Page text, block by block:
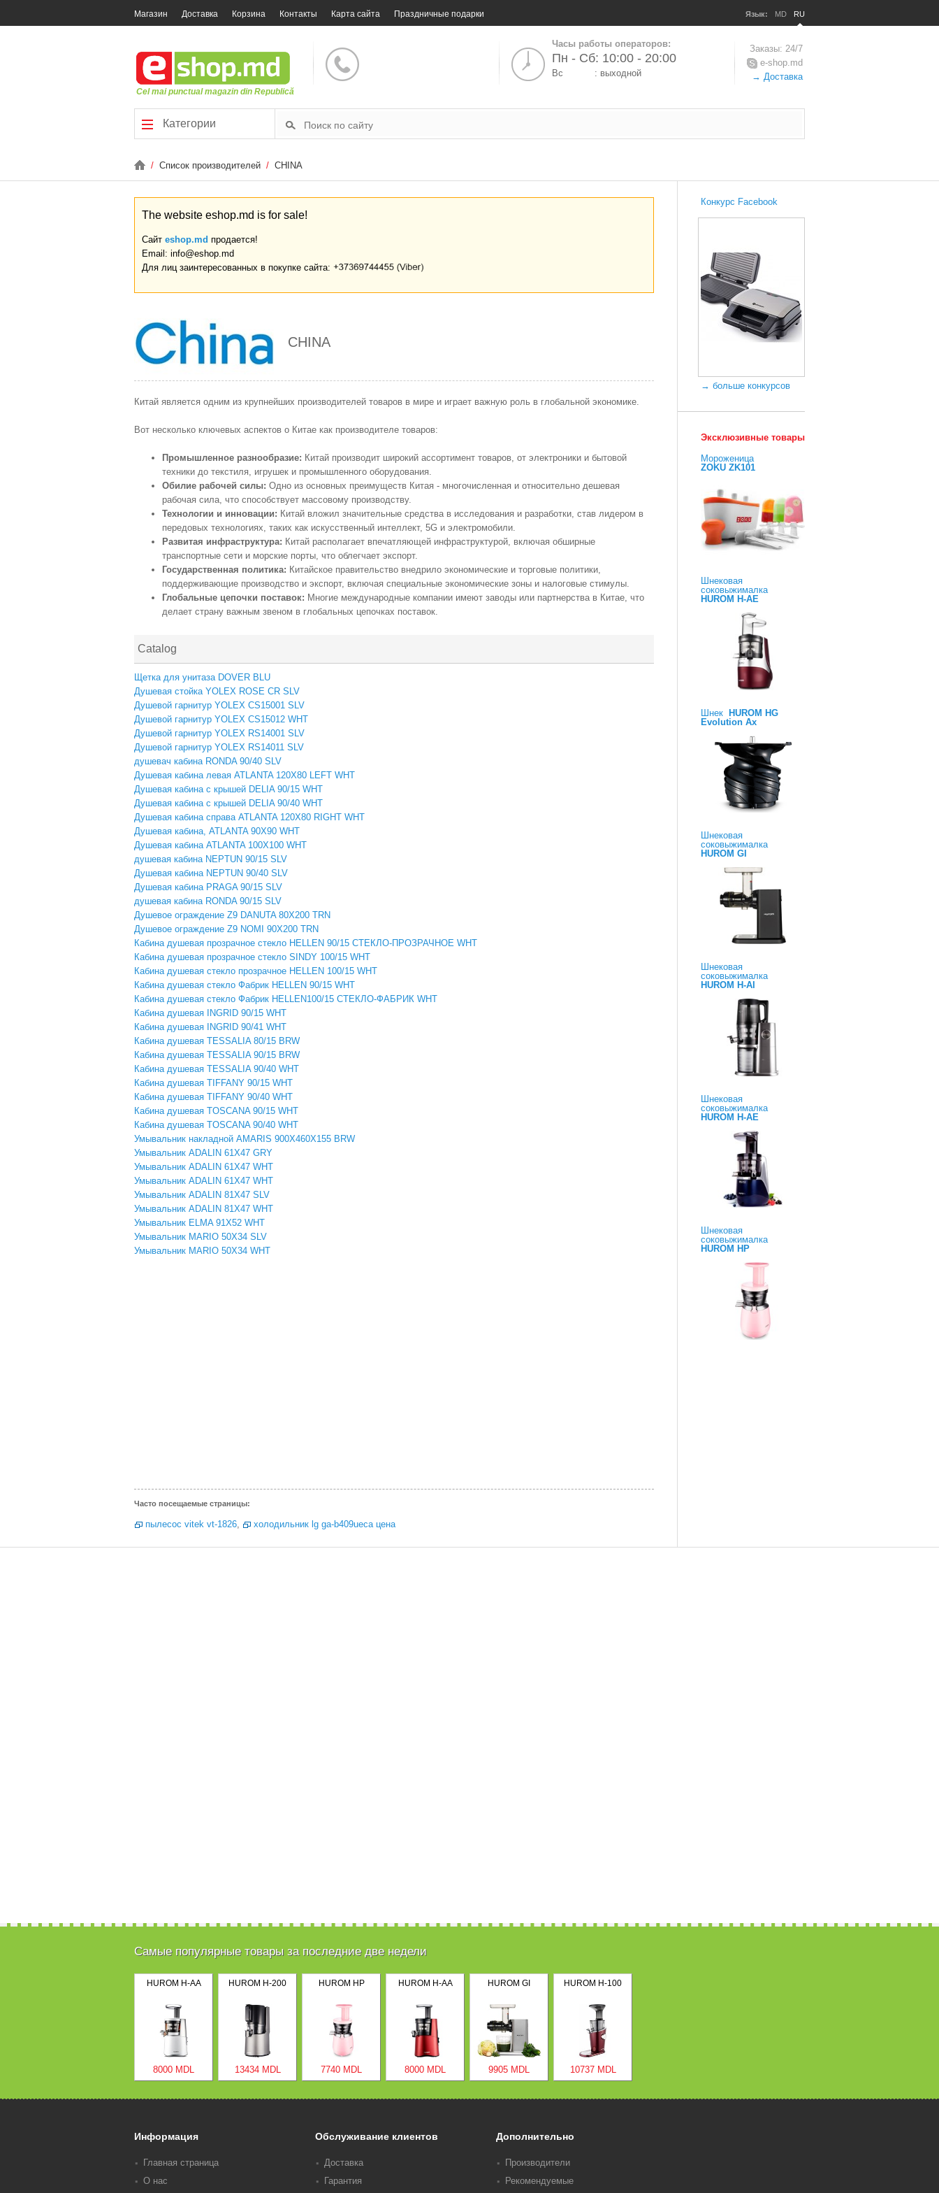
Магазин Доставка Корзина Контакты Карта сайта Праздничные подарки Язык: MD RU
Cel mai punctual magazin din Republică
Часы работы операторов:
Пн - Сб: 10:00 - 20:00
Вс : выходной
Заказы: 24/7
e-shop.md
→ Доставка
Категории
/ Список производителей / CHINA
The website eshop.md is for sale!
Сайт eshop.md продается!
Email: info@eshop.md
Для лиц заинтересованных в покупке сайта:
CHINA
Китай является одним из крупнейших производителей товаров в мире и играет важную роль в глобальной экономике.
Вот несколько ключевых аспектов о Китае как производителе товаров:
Промышленное разнообразие: Китай производит широкий ассортимент товаров, от электроники и бытовой
техники до текстиля, игрушек и промышленного оборудования.
Обилие рабочей силы: Одно из основных преимуществ Китая - многочисленная и относительно дешевая
рабочая сила, что способствует массовому производству.
Технологии и инновации: Китай вложил значительные средства в исследования и разработки, став лидером в
передовых технологиях, таких как искусственный интеллект, 5G и электромобили.
Развитая инфраструктура: Китай располагает впечатляющей инфраструктурой, включая обширные
транспортные сети и морские порты, что облегчает экспорт.
Государственная политика: Китайское правительство внедрило экономические и торговые политики,
поддерживающие производство и экспорт, включая специальные экономические зоны и налоговые стимулы.
Глобальные цепочки поставок: Многие международные компании имеют заводы или партнерства в Китае, что
делает страну важным звеном в глобальных цепочках поставок.
Catalog
Щетка для унитаза DOVER BLU
Душевая стойка YOLEX ROSE CR SLV
Душевой гарнитур YOLEX CS15001 SLV
Душевой гарнитур YOLEX CS15012 WHT
Душевой гарнитур YOLEX RS14001 SLV
Душевой гарнитур YOLEX RS14011 SLV
душевач кабина RONDA 90/40 SLV
Душевая кабина левая ATLANTA 120Х80 LEFT WHT
Душевая кабина с крышей DELIA 90/15 WHT
Душевая кабина с крышей DELIA 90/40 WHT
Душевая кабина справа ATLANTA 120Х80 RIGHT WHT
Душевая кабина, ATLANTA 90X90 WHT
Душевая кабина ATLANTA 100X100 WHT
душевая кабина NEPTUN 90/15 SLV
Душевая кабина NEPTUN 90/40 SLV
Душевая кабина PRAGA 90/15 SLV
душевая кабина RONDA 90/15 SLV
Душевое ограждение Z9 DANUTA 80X200 TRN
Душевое ограждение Z9 NOMI 90X200 TRN
Кабина душевая прозрачное стекло HELLEN 90/15 СТЕКЛО-ПРОЗРАЧНОЕ WHT
Кабина душевая прозрачное стекло SINDY 100/15 WHT
Кабина душевая стекло прозрачное HELLEN 100/15 WHT
Кабина душевая стекло Фабрик HELLEN 90/15 WHT
Кабина душевая стекло Фабрик HELLEN100/15 СТЕКЛО-ФАБРИК WHT
Кабина душевая INGRID 90/15 WHT
Кабина душевая INGRID 90/41 WHT
Кабина душевая TESSALIA 80/15 BRW
Кабина душевая TESSALIA 90/15 BRW
Кабина душевая TESSALIA 90/40 WHT
Кабина душевая TIFFANY 90/15 WHT
Кабина душевая TIFFANY 90/40 WHT
Кабина душевая TOSCANA 90/15 WHT
Кабина душевая TOSCANA 90/40 WHT
Умывальник накладной AMARIS 900Х460Х155 BRW
Умывальник ADALIN 61X47 GRY
Умывальник ADALIN 61X47 WHT
Умывальник ADALIN 61Х47 WHT
Умывальник ADALIN 81Х47 SLV
Умывальник ADALIN 81Х47 WHT
Умывальник ELMA 91Х52 WHT
Умывальник MARIO 50Х34 SLV
Умывальник MARIO 50Х34 WHT
Часто посещаемые страницы:
пылесос vitek vt-1826, холодильник lg ga-b409ueca цена
Конкурс Facebook
→ больше конкурсов
Эксклюзивные товары
Мороженица
ZOKU ZK101
Шнековая
соковыжималка
HUROM H-AE
Шнек HUROM HG
Evolution Ax
Шнековая
соковыжималка
HUROM GI
Шнековая
соковыжималка
HUROM H-AI
Шнековая
соковыжималка
HUROM H-AE
Шнековая
соковыжималка
HUROM HP
Самые популярные товары за последние две недели
HUROM H-AA
8000 MDL
HUROM H-200
13434 MDL
HUROM HP
7740 MDL
HUROM H-AA
8000 MDL
HUROM GI
9905 MDL
HUROM H-100
10737 MDL
Информация
Главная страница
О нас
Обслуживание клиентов
Доставка
Гарантия
Дополнительно
Производители
Рекомендуемые